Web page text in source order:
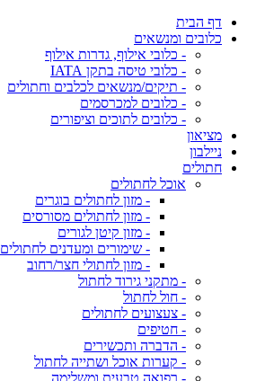
דף הבית
כלובים ומנשאים
- כלובי אילוף, גדרות אילוף
- כלובי טיסה בתקן IATA
- תיקים/מנשאים לכלבים וחתולים
- כלובים למכרסמים
- כלובים לתוכים וציפורים
מציאון
ניילבון
חתולים
אוכל לחתולים
- מזון לחתולים בוגרים
- מזון לחתולים מסורסים
- מזון קיטן לגורים
- שימורים ומעדנים לחתולים
- מזון לחתולי חצר/רחוב
- מתקני גירוד לחתול
- חול לחתול
- צעצועים לחתולים
- חטיפים
- הדברה ותכשירים
- קערות אוכל ושתייה לחתול
- רפואה טבעית ומשלימה